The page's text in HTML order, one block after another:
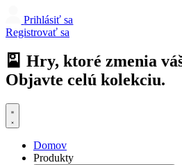
Prihlásiť sa
Registrovať sa
🎴 Hry, ktoré zmenia
Objavte celú kolekciu.
Domov
Produkty